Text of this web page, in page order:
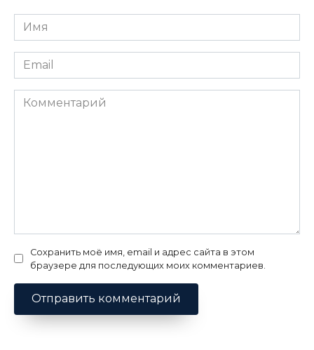
Имя
*
Email
*
Комментарий
Сохранить моё имя, email и адрес сайта в этом
браузере для последующих моих комментариев.